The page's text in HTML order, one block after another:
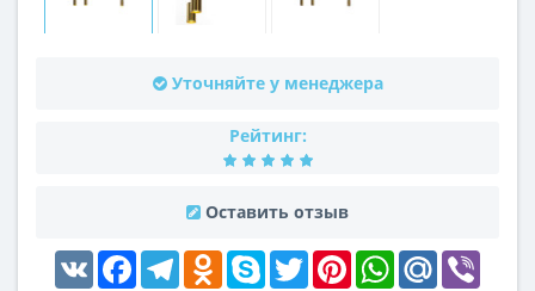
Уточняйте у менеджера
Рейтинг:
Оставить отзыв
VK FacebookTelegramOdnoklassniki
Skype Twitter PinterestWhatsAppMail.Ru